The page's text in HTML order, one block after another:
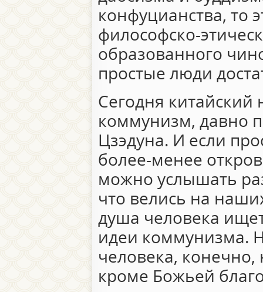
конфуцианства, то
философско-
образованного
простые люди
Сегодня китайский
коммунизм, давно
Цзэдуна. И если
более-менее
можно услышать
что велись на
душа человека
идеи коммунизма.
человека,
кроме Божьей